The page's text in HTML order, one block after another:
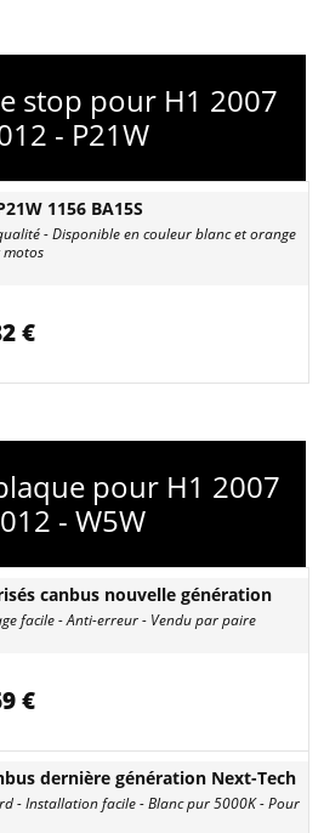
stop pour H1 2007
- P21W
1156 BA15S
- Disponible en couleur blanc et orange
€
pour H1 2007
- W5W
canbus nouvelle génération
facile - Anti-erreur - Vendu par paire
€
dernière génération Next-Tech
- Installation facile - Blanc pur 5000K - Pour